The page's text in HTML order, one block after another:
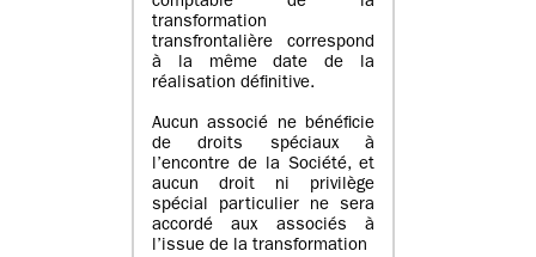
transformation
transfrontalière correspond
à la même date de la
réalisation définitive.
Aucun associé ne bénéficie
de droits spéciaux à
l’encontre de la Société, et
aucun droit ni privilège
spécial particulier ne sera
accordé aux associés à
l’issue de la transformation